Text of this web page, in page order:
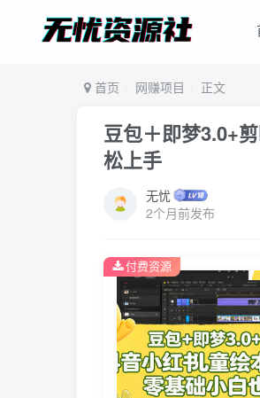
首页 网赚项目 正文
豆包＋即梦3.0+
松上手
无忧
2个月前发布
付费资源